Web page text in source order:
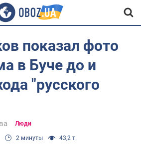
показал фото
в Буче до и
"русского
Люди
2 минуты 43,2 т.